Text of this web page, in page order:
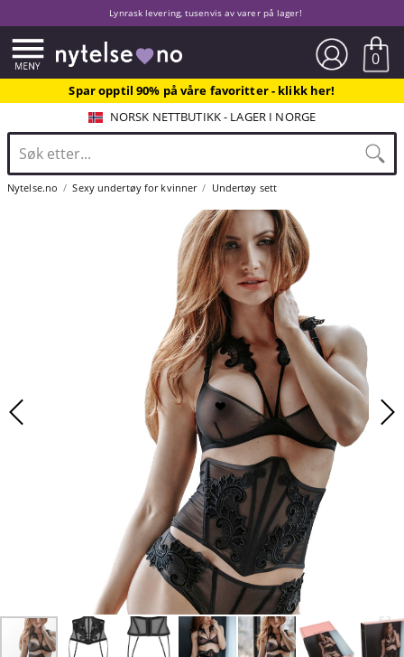
Lynrask levering, tusenvis av varer på lager!
0
Spar opptil 90% på våre favoritter - klikk her!
NORSK NETTBUTIKK - LAGER I NORGE
Nytelse.no Sexy undertøy for kvinner Undertøy sett